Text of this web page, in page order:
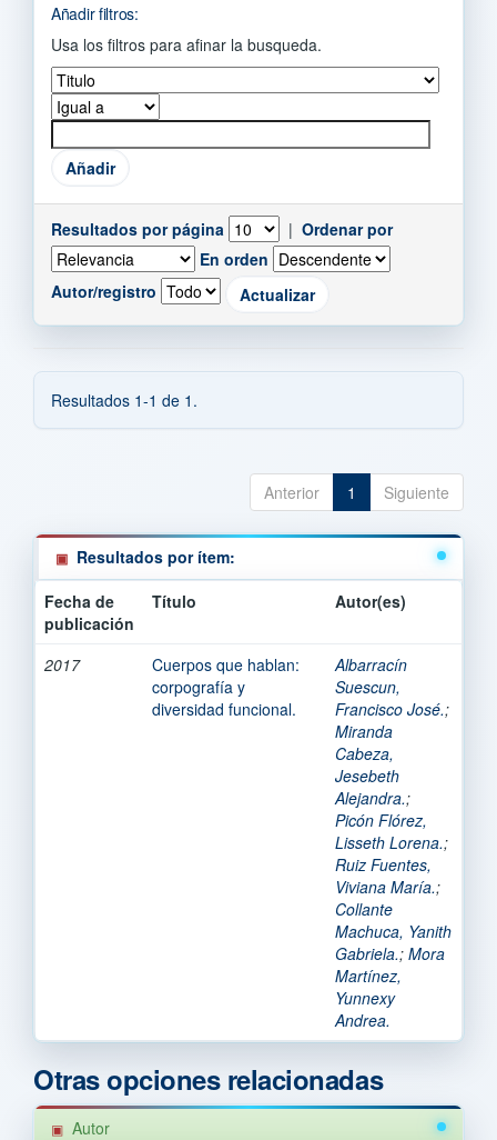
Añadir filtros:
Usa los filtros para afinar la busqueda.
Resultados por página | Ordenar por
En orden
Autor/registro
Resultados 1-1 de 1.
Anterior 1 Siguiente
Resultados por ítem:
Fecha de
publicación
Título Autor(es)
2017
Cuerpos que hablan:
corpografía y
diversidad funcional.
Albarracín
Suescun,
Francisco José.;
Miranda
Cabeza,
Jesebeth
Alejandra.;
Picón Flórez,
Lisseth Lorena.;
Ruiz Fuentes,
Viviana María.;
Collante
Machuca, Yanith
Gabriela.; Mora
Martínez,
Yunnexy
Andrea.
Otras opciones relacionadas
Autor